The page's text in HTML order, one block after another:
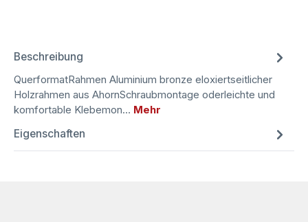
Beschreibung
QuerformatRahmen Aluminium bronze eloxiertseitlicher
Holzrahmen aus AhornSchraubmontage oderleichte und
komfortable Klebemon… Mehr
Eigenschaften